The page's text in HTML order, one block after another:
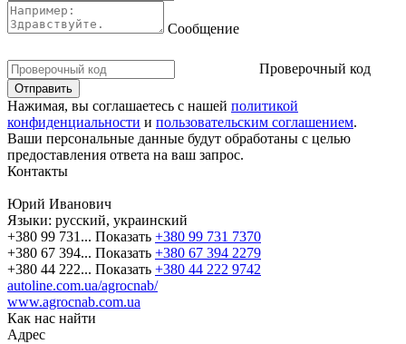
Сообщение
Проверочный код
Нажимая, вы соглашаетесь с нашей политикой
конфиденциальности и пользовательским соглашением.
Ваши персональные данные будут обработаны с целью
предоставления ответа на ваш запрос.
Контакты
Юрий Иванович
Языки: русский, украинский
+380 99 731... Показать +380 99 731 7370
+380 67 394... Показать +380 67 394 2279
+380 44 222... Показать +380 44 222 9742
autoline.com.ua/agrocnab/
www.agrocnab.com.ua
Как нас найти
Адрес